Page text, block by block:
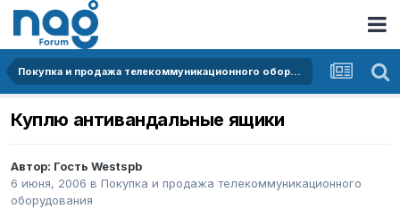
Покупка и продажа телекоммуникационного оборудования
Куплю антивандальные ящики
Автор: Гость Westspb
6 июня, 2006 в Покупка и продажа телекоммуникационного
оборудования